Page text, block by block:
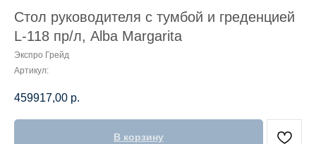
Стол руководителя с тумбой и греденцией
L-118 пр/л, Alba Margarita
Экспро Грейд
Артикул:
459917,00 р.
В корзину